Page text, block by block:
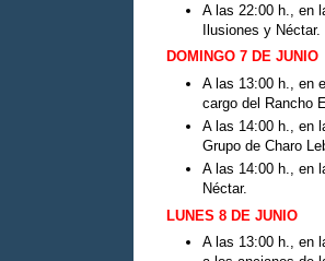
A las 22:00 h., en
Ilusiones y Néctar.
DOMINGO 7 DE JUNIO
A las 13:00 h., en
cargo del Rancho
A las 14:00 h., en
Grupo de Charo
A las 14:00 h., en
Néctar.
LUNES 8 DE JUNIO
A las 13:00 h., en